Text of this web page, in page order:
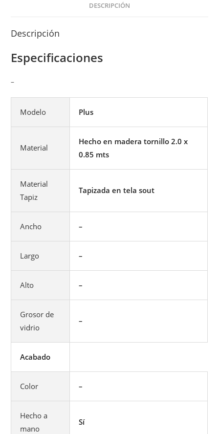
DESCRIPCIÓN
Descripción
Especificaciones
–
Modelo Plus
Material
Hecho en madera tornillo 2.0 x
0.85 mts
Material
Tapiz
Tapizada en tela sout
Ancho –
Largo –
Alto –
Grosor de
vidrio
–
Acabado
Color –
Hecho a
mano
Sí